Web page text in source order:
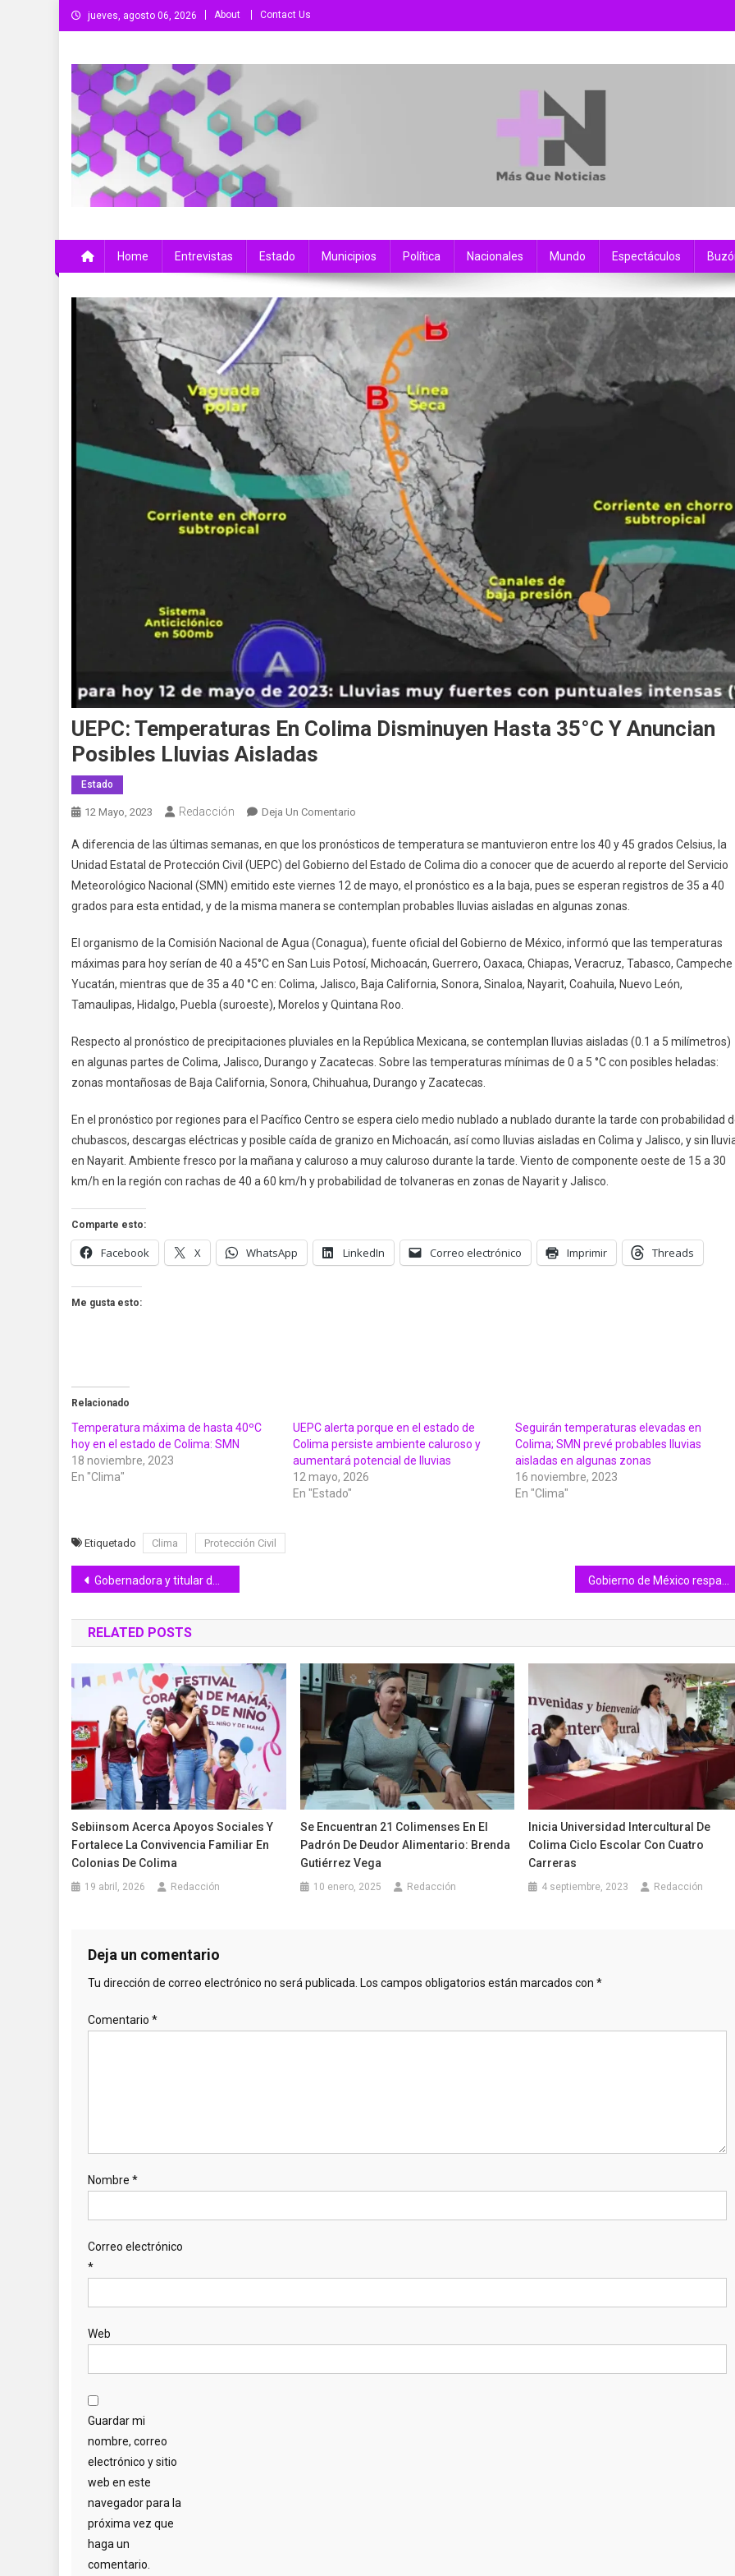
Saltar
al
jueves, agosto 06, 2026 About Contact Us
Home Entrevistas Estado Municipios Política Nacionales Mundo Espectáculos
UEPC: Temperaturas En Colima Disminuyen Hasta 35°C Y Anuncian
Posibles Lluvias Aisladas
Estado
12 Mayo, 2023 Redacción Deja Un Comentario
Temperaturas
En
Colima
Disminuyen
35°C
Y
Anuncian
Posibles
Aisladas
A diferencia de las últimas semanas, en que los pronósticos de temperatura se mantuvieron entre los 40 y 45 grados Celsius, la
Unidad Estatal de Protección Civil (UEPC) del Gobierno del Estado de Colima dio a conocer que de acuerdo al reporte del Servicio
Meteorológico Nacional (SMN) emitido este viernes 12 de mayo, el pronóstico es a la baja, pues se esperan registros de 35 a 40
grados para esta entidad, y de la misma manera se contemplan probables lluvias aisladas en algunas zonas.
El organismo de la Comisión Nacional de Agua (Conagua), fuente oficial del Gobierno de México, informó que las temperaturas
máximas para hoy serían de 40 a 45°C en San Luis Potosí, Michoacán, Guerrero, Oaxaca, Chiapas, Veracruz, Tabasco, Campeche
Yucatán, mientras que de 35 a 40 °C en: Colima, Jalisco, Baja California, Sonora, Sinaloa, Nayarit, Coahuila, Nuevo León,
Tamaulipas, Hidalgo, Puebla (suroeste), Morelos y Quintana Roo.
Respecto al pronóstico de precipitaciones pluviales en la República Mexicana, se contemplan lluvias aisladas (0.1 a 5 milímetros)
en algunas partes de Colima, Jalisco, Durango y Zacatecas. Sobre las temperaturas mínimas de 0 a 5 °C con posibles heladas:
zonas montañosas de Baja California, Sonora, Chihuahua, Durango y Zacatecas.
En el pronóstico por regiones para el Pacífico Centro se espera cielo medio nublado a nublado durante la tarde con probabilidad
chubascos, descargas eléctricas y posible caída de granizo en Michoacán, así como lluvias aisladas en Colima y Jalisco, y sin
en Nayarit. Ambiente fresco por la mañana y caluroso a muy caluroso durante la tarde. Viento de componente oeste de 15 a 30
km/h en la región con rachas de 40 a 60 km/h y probabilidad de tolvaneras en zonas de Nayarit y Jalisco.
Comparte esto:
Facebook X WhatsApp LinkedIn Correo electrónico Imprimir Threads
Me gusta esto:
Relacionado
Temperatura máxima de hasta 40ºC
hoy en el estado de Colima: SMN
18 noviembre, 2023
En "Clima"
UEPC alerta porque en el estado de
Colima persiste ambiente caluroso y
aumentará potencial de lluvias
12 mayo, 2026
En "Estado"
Seguirán temperaturas elevadas en
Colima; SMN prevé probables lluvias
aisladas en algunas zonas
16 noviembre, 2023
En "Clima"
Etiquetado Clima Protección Civil
Navegación
de
entradas
Gobernadora y titular de Infonavit presentan programa en beneficio de mujeres y MejOrasí
RELATED POSTS
Sebiinsom Acerca Apoyos Sociales Y
Fortalece La Convivencia Familiar En
Colonias De Colima
19 abril, 2026 Redacción
Se Encuentran 21 Colimenses En El
Padrón De Deudor Alimentario: Brenda
Gutiérrez Vega
10 enero, 2025 Redacción
Inicia Universidad Intercultural De
Colima Ciclo Escolar Con Cuatro
Carreras
4 septiembre, 2023 Redacción
Deja un comentario
Tu dirección de correo electrónico no será publicada. Los campos obligatorios están marcados con *
Comentario *
Nombre *
Correo electrónico
*
Web
Guardar mi
nombre, correo
electrónico y sitio
web en este
navegador para la
próxima vez que
haga un
comentario.